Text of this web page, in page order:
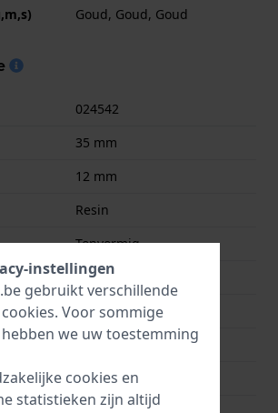
Goud, Goud, Goud
024542
35 mm
12 mm
Resin
Tonvormig
Rood
Roestvrij staal
Gedicht met schroefjes
Mineraal
instellingen
gebruikt verschillende
cookies. Voor sommige
we uw toestemming
cookies en
statistieken zijn altijd